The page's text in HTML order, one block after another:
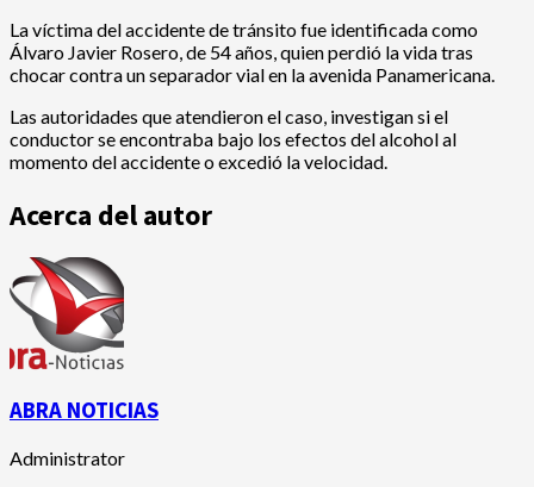
La víctima del accidente de tránsito fue identificada como
Álvaro Javier Rosero, de 54 años, quien perdió la vida tras
chocar contra un separador vial en la avenida Panamericana.
Las autoridades que atendieron el caso, investigan si el
conductor se encontraba bajo los efectos del alcohol al
momento del accidente o excedió la velocidad.
Acerca del autor
ABRA NOTICIAS
Administrator